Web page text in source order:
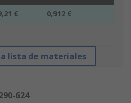
€ 0,912 €
lista de materiales
624